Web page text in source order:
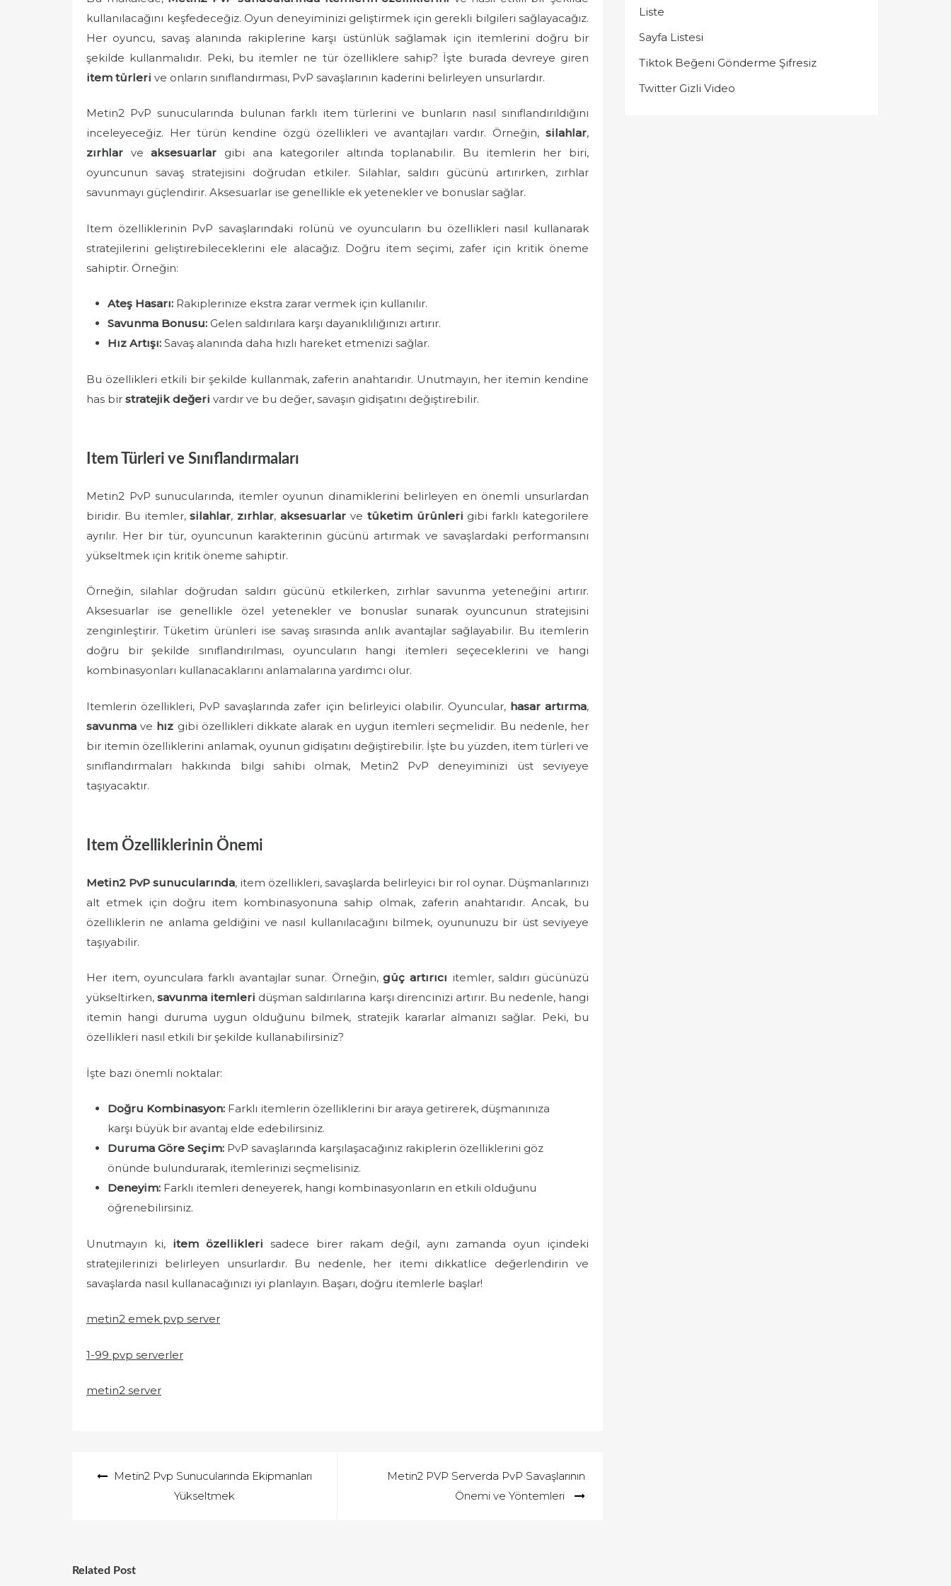
e
n
kullanılacağını keşfedeceğiz. Oyun deneyiminizi geliştirmek için gerekli bilgileri sağlayacağız.
Her oyuncu, savaş alanında rakiplerine karşı üstünlük sağlamak için itemlerini doğru bir
şekilde kullanmalıdır. Peki, bu itemler ne tür özelliklere sahip? İşte burada devreye giren
item türleri ve onların sınıflandırması, PvP savaşlarının kaderini belirleyen unsurlardır.
Metin2 PvP sunucularında bulunan farklı item türlerini ve bunların nasıl sınıflandırıldığını
inceleyeceğiz. Her türün kendine özgü özellikleri ve avantajları vardır. Örneğin, silahlar,
zırhlar veaksesuarlar gibi ana kategoriler altında toplanabilir. Bu itemlerin her biri,
oyuncunun savaş stratejisini doğrudan etkiler. Silahlar, saldırı gücünü artırırken, zırhlar
savunmayı güçlendirir. Aksesuarlar ise genellikle ek yetenekler ve bonuslar sağlar.
Item özelliklerinin PvP savaşlarındaki rolünü ve oyuncuların bu özellikleri nasıl kullanarak
stratejilerini geliştirebileceklerini ele alacağız. Doğru item seçimi, zafer için kritik öneme
sahiptir. Örneğin:
Ateş Hasarı: Rakiplerinize ekstra zarar vermek için kullanılır.
Savunma Bonusu: Gelen saldırılara karşı dayanıklılığınızı artırır.
Hız Artışı: Savaş alanında daha hızlı hareket etmenizi sağlar.
Bu özellikleri etkili bir şekilde kullanmak, zaferin anahtarıdır. Unutmayın, her itemin kendine
has bir stratejik değeri vardır ve bu değer, savaşın gidişatını değiştirebilir.
Item Türleri ve Sınıflandırmaları
Metin2 PvP sunucularında, itemler oyunun dinamiklerini belirleyen en önemli unsurlardan
biridir. Bu itemler,silahlar, zırhlar,aksesuarlar ve tüketim ürünleri gibi farklı kategorilere
ayrılır. Her bir tür, oyuncunun karakterinin gücünü artırmak ve savaşlardaki performansını
yükseltmek için kritik öneme sahiptir.
Örneğin, silahlar doğrudan saldırı gücünü etkilerken, zırhlar savunma yeteneğini artırır.
Aksesuarlar ise genellikle özel yetenekler ve bonuslar sunarak oyuncunun stratejisini
zenginleştirir. Tüketim ürünleri ise savaş sırasında anlık avantajlar sağlayabilir. Bu itemlerin
doğru bir şekilde sınıflandırılması, oyuncuların hangi itemleri seçeceklerini ve hangi
kombinasyonları kullanacaklarını anlamalarına yardımcı olur.
Itemlerin özellikleri, PvP savaşlarında zafer için belirleyici olabilir. Oyuncular, hasar artırma,
savunma ve hız gibi özellikleri dikkate alarak en uygun itemleri seçmelidir. Bu nedenle, her
bir itemin özelliklerini anlamak, oyunun gidişatını değiştirebilir. İşte bu yüzden, item türleri ve
sınıflandırmaları hakkında bilgi sahibi olmak, Metin2 PvP deneyiminizi üst seviyeye
taşıyacaktır.
Item Özelliklerinin Önemi
Metin2 PvP sunucularında, item özellikleri, savaşlarda belirleyici bir rol oynar. Düşmanlarınızı
alt etmek için doğru item kombinasyonuna sahip olmak, zaferin anahtarıdır. Ancak, bu
özelliklerin ne anlama geldiğini ve nasıl kullanılacağını bilmek, oyununuzu bir üst seviyeye
taşıyabilir.
Her item, oyunculara farklı avantajlar sunar. Örneğin,güç artırıcı itemler, saldırı gücünüzü
yükseltirken,savunma itemleri düşman saldırılarına karşı direncinizi artırır. Bu nedenle, hangi
itemin hangi duruma uygun olduğunu bilmek, stratejik kararlar almanızı sağlar. Peki, bu
özellikleri nasıl etkili bir şekilde kullanabilirsiniz?
İşte bazı önemli noktalar:
Doğru Kombinasyon: Farklı itemlerin özelliklerini bir araya getirerek, düşmanınıza
karşı büyük bir avantaj elde edebilirsiniz.
Duruma Göre Seçim: PvP savaşlarında karşılaşacağınız rakiplerin özelliklerini göz
önünde bulundurarak, itemlerinizi seçmelisiniz.
Deneyim: Farklı itemleri deneyerek, hangi kombinasyonların en etkili olduğunu
öğrenebilirsiniz.
Unutmayın ki, item özellikleri sadece birer rakam değil, aynı zamanda oyun içindeki
stratejilerinizi belirleyen unsurlardır. Bu nedenle, her itemi dikkatlice değerlendirin ve
savaşlarda nasıl kullanacağınızı iyi planlayın. Başarı, doğru itemlerle başlar!
metin2 emek pvp server
1-99 pvp serverler
metin2 server
gezinmesi
Metin2 Pvp Sunucularında Ekipmanları
Yükseltmek
Metin2 PVP Serverda PvP Savaşlarının
Önemi ve Yöntemleri
Related Post
Liste
Sayfa Listesi
Tiktok Beğeni Gönderme Şifresiz
Twitter Gizli Video